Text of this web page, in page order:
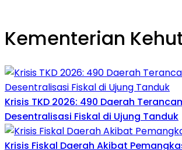
Kementerian
Krisis TKD 2026: 490 Daerah
Desentralisasi Fiskal di Ujung Tanduk
Krisis Fiskal Daerah Akibat